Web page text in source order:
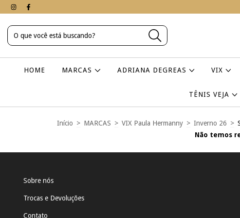
HOME MARCAS ADRIANA DEGREAS VIX
TÊNIS VEJA
Início > MARCAS > VIX Paula Hermanny > Inverno 26 >
Não temos
Sobre nós
Trocas e Devoluções
Contato